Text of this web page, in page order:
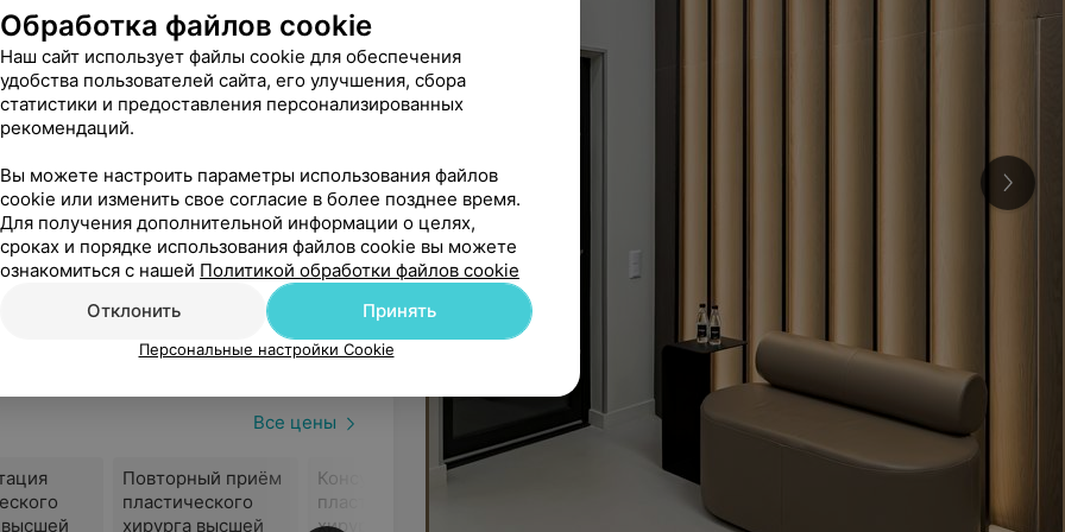
хирургов, хирургов-онкологов,
применяют современные
хирургии. Деятельность
лицензий, сертификатов и
медицинским стандартам.
(ФеминКлиник) ориентирован на
и косметологических
коррекции в рамках одного центра.
Все цены
высшей
Повторный приём
пластического
хирурга высшей
Консультация
пластического
хирурга второй
Обработка файлов cookie
Наш сайт использует файлы cookie для обеспечения
удобства пользователей сайта, его улучшения, сбора
статистики и предоставления персонализированных
рекомендаций.
Вы можете настроить параметры использования файлов
cookie или изменить свое согласие в более позднее время.
Для получения дополнительной информации о целях,
сроках и порядке использования файлов cookie вы можете
ознакомиться с нашей Политикой обработки файлов cookie
Отклонить
Принять
Персональные настройки Cookie